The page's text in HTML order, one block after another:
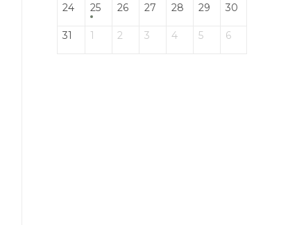
24 25 26 27 28 29 30
31 1 2 3 4 5 6